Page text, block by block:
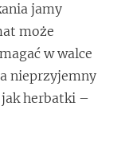
jamy
może
w walce
nieprzyjemny
jak herbatki –